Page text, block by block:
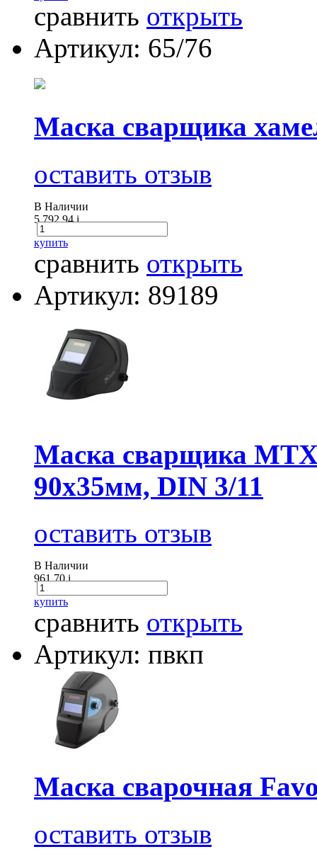
сравнить открыть
Артикул: 65/76
Маска сварщика
оставить отзыв
В Наличии
5 792.94i
купить
сравнить открыть
Артикул: 89189
Маска сварщика
90x35мм, DIN 3/11
оставить отзыв
В Наличии
961.70i
купить
сравнить открыть
Артикул: пвкп
Маска сварочная
оставить отзыв